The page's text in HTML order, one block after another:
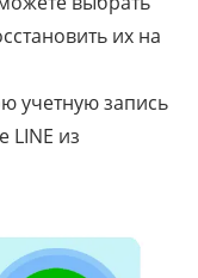
их на
учетную запись
LINE из